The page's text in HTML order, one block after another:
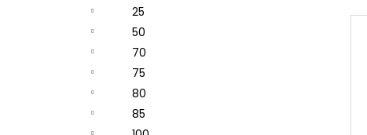
25
50
70
75
80
85